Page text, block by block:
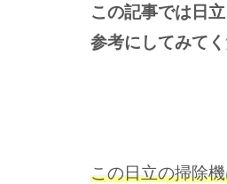
この記事では日
参考にしてみてく
この日立の掃除